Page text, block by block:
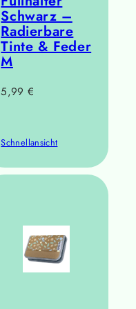
Schwarz –
Radierbare
Tinte & Feder
M
Regulärer
5,99 €
Schnellansicht